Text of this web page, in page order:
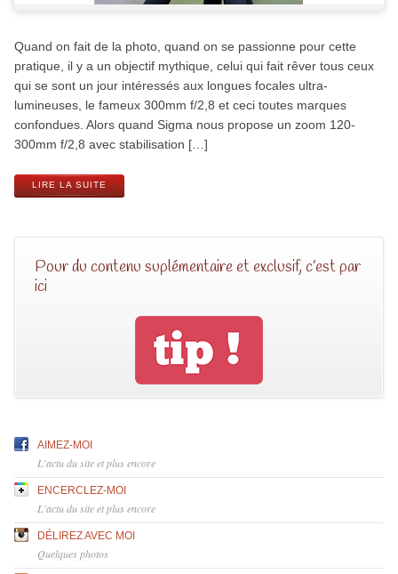
Quand on fait de la photo, quand on se passionne pour cette
pratique, il y a un objectif mythique, celui qui fait rêver tous ceux
qui se sont un jour intéressés aux longues focales ultra-
lumineuses, le fameux 300mm f/2,8 et ceci toutes marques
confondues. Alors quand Sigma nous propose un zoom 120-
300mm f/2,8 avec stabilisation […]
LIRE LA SUITE
Pour du contenu suplémentaire et exclusif, c’est par
ici
AIMEZ-MOI
L'actu du site et plus encore
ENCERCLEZ-MOI
L'actu du site et plus encore
DÉLIREZ AVEC MOI
Quelques photos